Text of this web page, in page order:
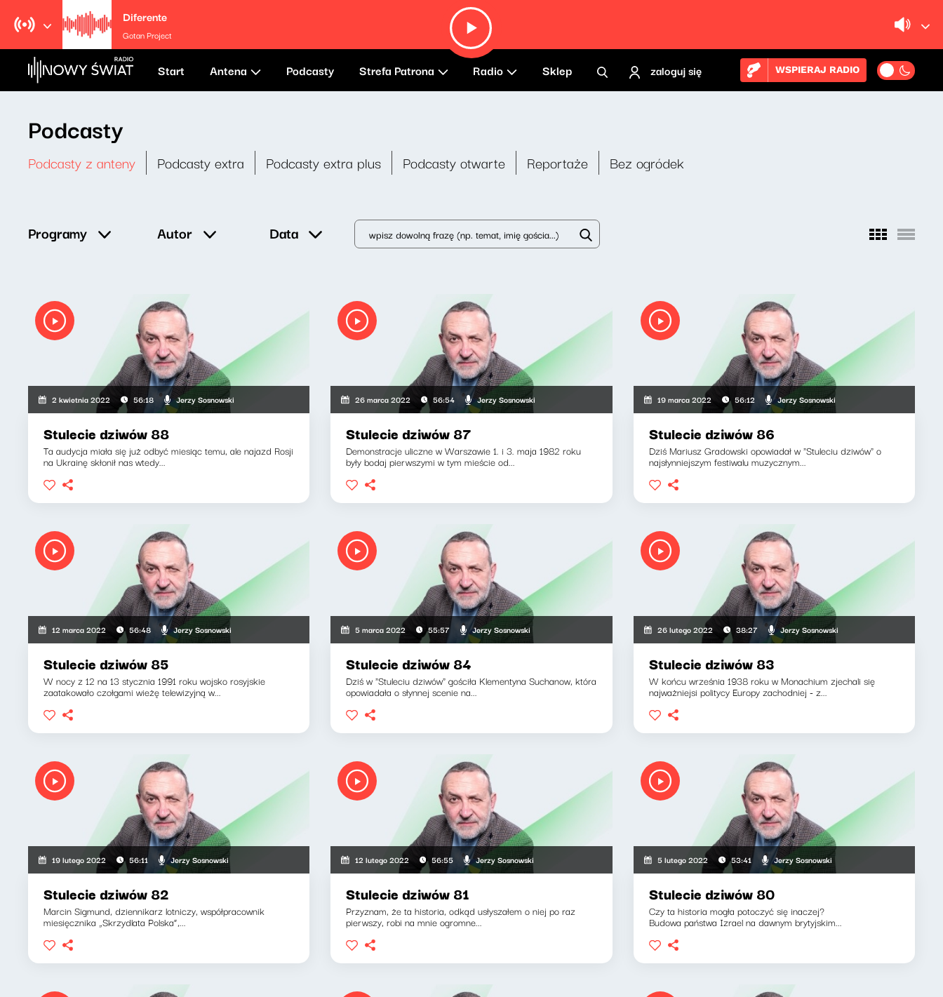
Diferente
Gotan Project
Start Antena Podcasty Strefa Patrona Radio Sklep zaloguj się WSPIERAJ RADIO
Podcasty
Podcasty z anteny Podcasty extra Podcasty extra plus Podcasty otwarte Reportaże Bez ogródek
Programy Autor Data
2 kwietnia 2022 56:18 Jerzy Sosnowski
Stulecie dziwów 88
Ta audycja miała się już odbyć miesiąc temu, ale najazd Rosji
na Ukrainę skłonił nas wtedy...
26 marca 2022 56:54 Jerzy Sosnowski
Stulecie dziwów 87
Demonstracje uliczne w Warszawie 1. i 3. maja 1982 roku
były bodaj pierwszymi w tym mieście od...
19 marca 2022 56:12 Jerzy Sosnowski
Stulecie dziwów 86
Dziś Mariusz Gradowski opowiadał w "Stuleciu dziwów" o
najsłynniejszym festiwalu muzycznym...
12 marca 2022 56:48 Jerzy Sosnowski
Stulecie dziwów 85
W nocy z 12 na 13 stycznia 1991 roku wojsko rosyjskie
zaatakowało czołgami wieżę telewizyjną w...
5 marca 2022 55:57 Jerzy Sosnowski
Stulecie dziwów 84
Dziś w "Stuleciu dziwów" gościła Klementyna Suchanow, która
opowiadała o słynnej scenie na...
26 lutego 2022 38:27 Jerzy Sosnowski
Stulecie dziwów 83
W końcu września 1938 roku w Monachium zjechali się
najważniejsi politycy Europy zachodniej - z...
19 lutego 2022 56:11 Jerzy Sosnowski
Stulecie dziwów 82
Marcin Sigmund, dziennikarz lotniczy, współpracownik
miesięcznika „Skrzydlata Polska”,...
12 lutego 2022 56:55 Jerzy Sosnowski
Stulecie dziwów 81
Przyznam, że ta historia, odkąd usłyszałem o niej po raz
pierwszy, robi na mnie ogromne...
5 lutego 2022 53:41 Jerzy Sosnowski
Stulecie dziwów 80
Czy ta historia mogła potoczyć się inaczej?
Budowa państwa Izrael na dawnym brytyjskim...